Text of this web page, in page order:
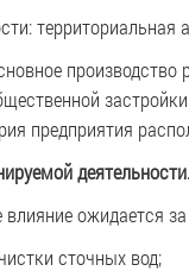
территориальная
предприятия
деятельности.
ожидается за
сточных вод;